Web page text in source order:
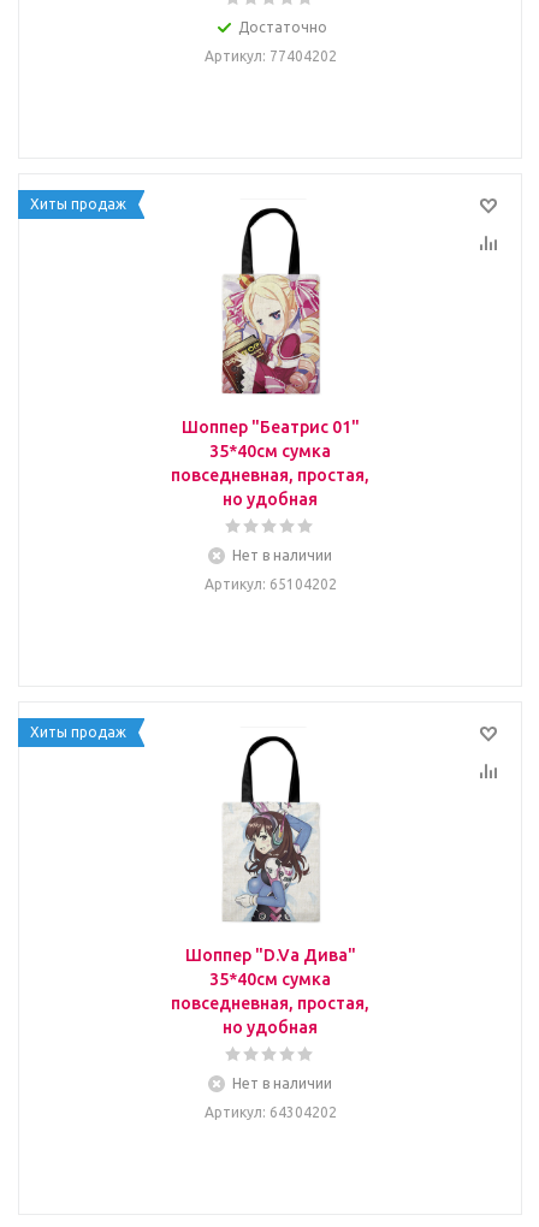
Достаточно
Артикул: 77404202
Хиты продаж
Шоппер "Беатрис 01"
35*40см сумка
повседневная, простая,
но удобная
Нет в наличии
Артикул: 65104202
Хиты продаж
Шоппер "D.Va Дива"
35*40см сумка
повседневная, простая,
но удобная
Нет в наличии
Артикул: 64304202